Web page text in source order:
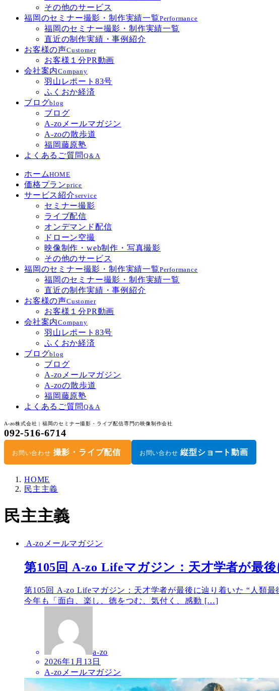
その他のサービス
福岡のセミナー撮影・制作実績一覧Performance
福岡のセミナー撮影・制作実績一覧
直近の制作実績・事例紹介
お客様の声Customer
お客様１分PR動画
会社案内Company
羽山レポート83号
ふくおか経済
ブログblog
ブログ
A-zoメールマガジン
A-zoの散歩道
福岡藤原塾
よくあるご質問 Q＆A
ホームHOME
価格プランprice
サービス紹介service
セミナー撮影
ライブ配信
オンデマンド配信
ドローン空撮
映像制作・web制作・写真撮影
その他のサービス
福岡のセミナー撮影・制作実績一覧Performance
福岡のセミナー撮影・制作実績一覧
直近の制作実績・事例紹介
お客様の声Customer
お客様１分PR動画
会社案内Company
羽山レポート83号
ふくおか経済
ブログblog
ブログ
A-zoメールマガジン
A-zoの散歩道
福岡藤原塾
よくあるご質問 Q＆A
A-zo株式会社 | 福岡のセミナー撮影・ライブ配信専門の映像制作会社
092-516-6714
お問い合わせ 撮影・ライブ配信 お問い合わせ 縦型ショート動画
HOME
民主主義
民主主義
A-zoメールマガジン
第105回 A-zo Lifeマガジン：天才学者が最
第105回 A-zo Lifeマガジン：天才学者が最後に辿り着いた “人類
今年も「面白、楽し、徳をつむ、気付く、感動 […]
a-zo
2026年1月13日
A-zoメールマガジン